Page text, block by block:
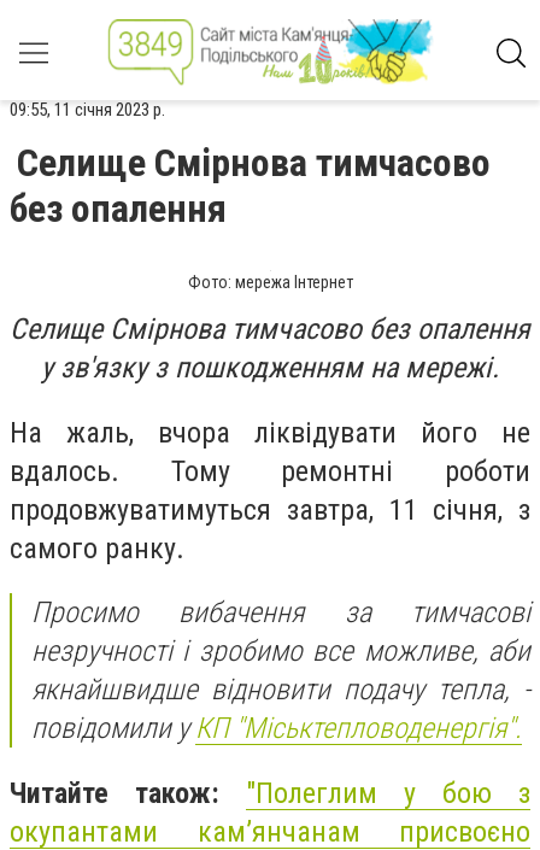
09:55, 11 січня 2023 р.
Селище Смірнова тимчасово
без опалення
Фото: мережа Інтернет
Селище Смірнова тимчасово без опалення
у зв'язку з пошкодженням на мережі.
На жаль, вчора ліквідувати його не
вдалось. Тому ремонтні роботи
продовжуватимуться завтра, 11 січня, з
самого ранку.
Просимо вибачення за тимчасові
незручності і зробимо все можливе, аби
якнайшвидше відновити подачу тепла, -
повідомили уКП "Міськтепловоденергія".
Читайте також: "Полеглим у бою з
окупантами кам’янчанам присвоєно